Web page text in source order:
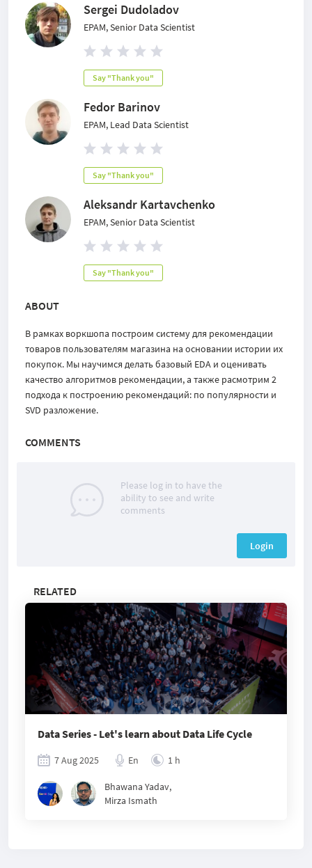
Sergei Dudoladov
EPAM, Senior Data Scientist
Say "Thank you"
Fedor Barinov
EPAM, Lead Data Scientist
Say "Thank you"
Aleksandr Kartavchenko
EPAM, Senior Data Scientist
Say "Thank you"
ABOUT
В рамках воркшопа построим систему для рекомендации
товаров пользователям магазина на основании истории их
покупок. Мы научимся делать базовый EDA и оценивать
качество алгоритмов рекомендации, а также расмотрим 2
подхода к построению рекомендаций: по популярности и
SVD разложение.
COMMENTS
Please log in to have the
ability to see and write
comments
Login
RELATED
Data Series - Let's learn about Data Life Cycle
7 Aug 2025 En 1 h
Bhawana Yadav,
Mirza Ismath